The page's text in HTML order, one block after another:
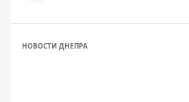
НОВОСТИ ДНЕПРА